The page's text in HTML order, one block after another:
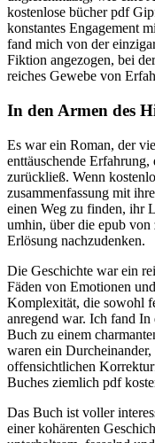
kostenlose bücher pdf
konstantes Engagement
fand mich von der
Fiktion angezogen, bei
reiches Gewebe von
In den Armen des
Es war ein Roman, der
enttäuschende
zurückließ. Wenn
zusammenfassung mit
einen Weg zu finden, ihr
umhin, über die epub
Erlösung nachzudenken.
Die Geschichte war ein
Fäden von Emotionen
Komplexität, die sowohl
anregend war. Ich fand
Buch zu einem
waren ein
offensichtlichen
Buches ziemlich pdf
Das Buch ist voller
einer kohärenten